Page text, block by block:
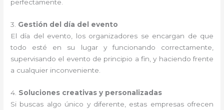
perfectamente.
3. Gestión del día del evento
El día del evento, los organizadores se encargan de que
todo esté en su lugar y funcionando correctamente,
supervisando el evento de principio a fin, y haciendo frente
a cualquier inconveniente.
4. Soluciones creativas y personalizadas
Si buscas algo único y diferente, estas empresas ofrecen